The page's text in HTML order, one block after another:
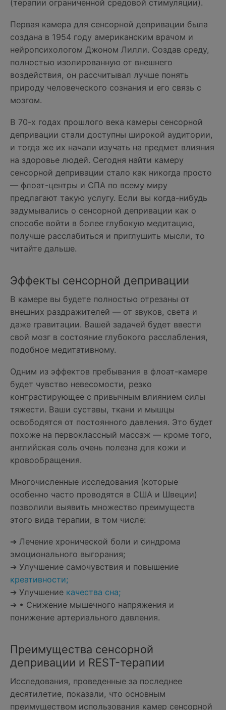
(терапии ограниченной средовой стимуляции).
Первая камера для сенсорной депривации была
создана в 1954 году американским врачом и
нейропсихологом Джоном Лилли. Создав среду,
полностью изолированную от внешнего
воздействия, он рассчитывал лучше понять
природу человеческого сознания и его связь с
мозгом.
В 70-х годах прошлого века камеры сенсорной
депривации стали доступны широкой аудитории,
и тогда же их начали изучать на предмет влияния
на здоровье людей. Сегодня найти камеру
сенсорной депривации стало как никогда просто
— флоат-центры и СПА по всему миру
предлагают такую услугу. Если вы когда-нибудь
задумывались о сенсорной депривации как о
способе войти в более глубокую медитацию,
получше расслабиться и приглушить мысли, то
читайте дальше.
Эффекты сенсорной депривации
В камере вы будете полностью отрезаны от
внешних раздражителей — от звуков, света и
даже гравитации. Вашей задачей будет ввести
свой мозг в состояние глубокого расслабления,
подобное медитативному.
Одним из эффектов пребывания в флоат-камере
будет чувство невесомости, резко
контрастирующее с привычным влиянием силы
тяжести. Ваши суставы, ткани и мышцы
освободятся от постоянного давления. Это будет
похоже на первоклассный массаж — кроме того,
английская соль очень полезна для кожи и
кровообращения.
Многочисленные исследования (которые
особенно часто проводятся в США и Швеции)
позволили выявить множество преимуществ
этого вида терапии, в том числе:
➔ Лечение хронической боли и синдрома
эмоционального выгорания;
➔ Улучшение самочувствия и повышение
креативности;
➔ Улучшение качества сна;
➔ • Снижение мышечного напряжения и
понижение артериального давления.
Преимущества сенсорной
депривации и REST-терапии
Исследования, проведенные за последнее
десятилетие, показали, что основным
преимуществом использования камер сенсорной